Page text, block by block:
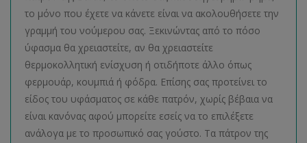
το μόνο που έχετε να κάνετε είναι να ακολουθήσετε την
γραμμή του νούμερου σας. Ξεκινώντας από το πόσο
ύφασμα θα χρειαστείτε, αν θα χρειαστείτε
θερμοκολλητική ενίσχυση ή οτιδήποτε άλλο όπως
φερμουάρ, κουμπιά ή φόδρα. Επίσης σας προτείνει το
είδος του υφάσματος σε κάθε πατρόν, χωρίς βέβαια να
είναι κανόνας αφού μπορείτε εσείς να το επιλέξετε
ανάλογα με το προσωπικό σας γούστο. Τα πάτρον της